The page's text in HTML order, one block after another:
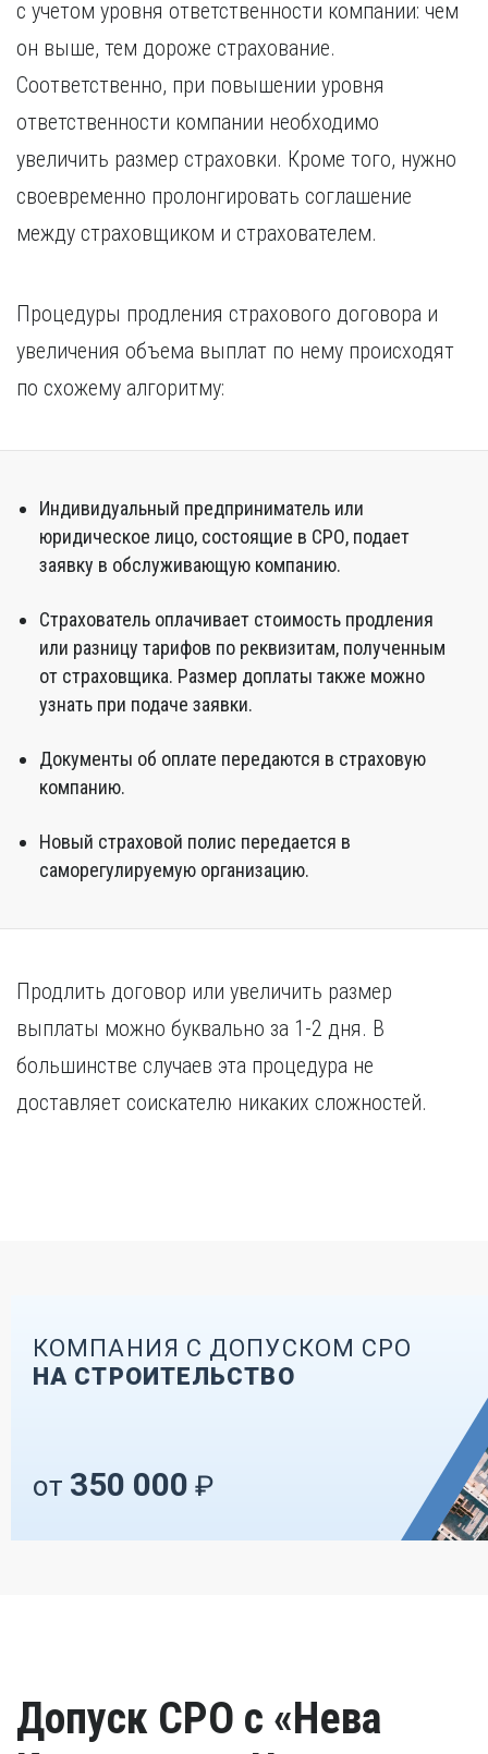
с учетом уровня ответственности компании: чем
он выше, тем дороже страхование.
Соответственно, при повышении уровня
ответственности компании необходимо
увеличить размер страховки. Кроме того, нужно
своевременно пролонгировать соглашение
между страховщиком и страхователем.
Процедуры продления страхового договора и
увеличения объема выплат по нему происходят
по схожему алгоритму:
Индивидуальный предприниматель или
юридическое лицо, состоящие в СРО, подает
заявку в обслуживающую компанию.
Страхователь оплачивает стоимость продления
или разницу тарифов по реквизитам, полученным
от страховщика. Размер доплаты также можно
узнать при подаче заявки.
Документы об оплате передаются в страховую
компанию.
Новый страховой полис передается в
саморегулируемую организацию.
Продлить договор или увеличить размер
выплаты можно буквально за 1-2 дня. В
большинстве случаев эта процедура не
доставляет соискателю никаких сложностей.
КОМПАНИЯ С ДОПУСКОМ СРО
НА СТРОИТЕЛЬСТВО
от 350 000 ₽
Допуск СРО с «Нева